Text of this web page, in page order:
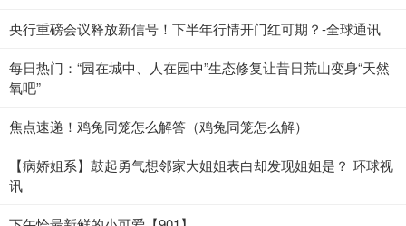
央行重磅会议释放新信号！下半年行情开门红可期？-全球通讯
每日热门：“园在城中、人在园中”生态修复让昔日荒山变身“天然
氧吧”
焦点速递！鸡兔同笼怎么解答（鸡兔同笼怎么解）
【病娇姐系】鼓起勇气想邻家大姐姐表白却发现姐姐是？ 环球视
讯